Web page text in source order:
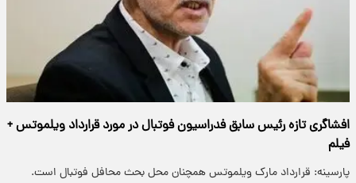
افشاگری تازه رئیس سابق فدراسیون فوتبال در مورد قرارداد ویلموتس +
فیلم
پارسینه: قرارداد مارک ویلموتس همچنان محل بحث محافل فوتبال است.